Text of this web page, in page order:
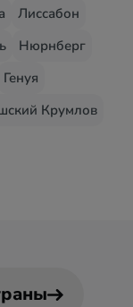
Лиссабон
Нюрнберг
Генуя
Крумлов